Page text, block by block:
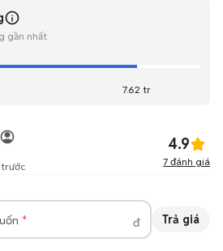
gần nhất
7.62 tr
4.9
7 đánh giá
đ Trả giá